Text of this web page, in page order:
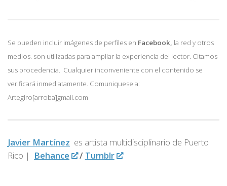
Se pueden incluir imágenes de perfiles en Facebook, la red y otros
medios. son utilizadas para ampliar la experiencia del lector. Citamos
sus procedencia. Cualquier inconveniente con el contenido se
verificará inmediatamente. Comuniquese a:
Artegiro[arroba]gmail.com
Javier Martínez es artista multidisciplinario de Puerto
Rico |
Behance / Tumblr